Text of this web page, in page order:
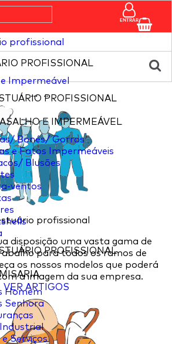
profissional
PROFISSIONAL
Impermeável
PROFISSIONAL
E IMPERMEÁVEL
Bonés/ Gorros
e Fatos Impermeáveis
Blusões
ventos
PROFISSIONAL
Homem
Senhora
Serviços
ENTRAR
... ...
profissional
disposição uma vasta gama de
para todos os ramos de
os nossos modelos que poderá
a imagem da sua empresa.
VER ARTIGOS